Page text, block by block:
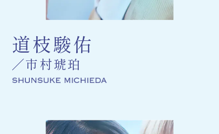
道枝駿佑
市村琥珀